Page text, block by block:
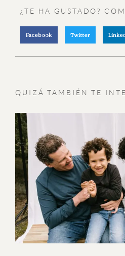
¿TE HA GUSTADO?
Facebook Twitter
QUIZÁ TAMBIÉN TE